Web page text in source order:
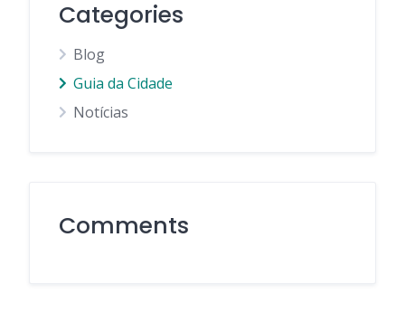
Categories
Blog
Guia da Cidade
Notícias
Comments